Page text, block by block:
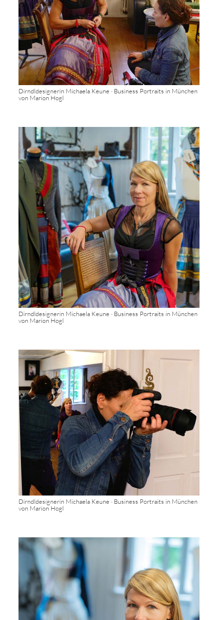
Dirndldesignerin Michaela Keune · Business Portraits in München
von Marion Hogl
Dirndldesignerin Michaela Keune · Business Portraits in München
von Marion Hogl
Dirndldesignerin Michaela Keune · Business Portraits in München
von Marion Hogl